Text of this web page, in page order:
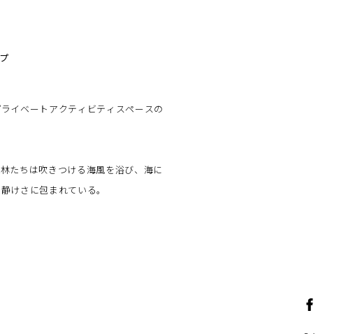
イベートアクティビティスペースの
たちは吹きつける海風を浴び、海に
けさに包まれている。
移動式タイニーハウスを計画してい